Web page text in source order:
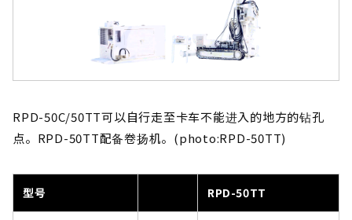
RPD-50C/50TT可以自行走至卡车不能进入的地方的钻孔
点。RPD-50TT配备卷扬机。(photo:RPD-50TT)
型号 RPD-50TT